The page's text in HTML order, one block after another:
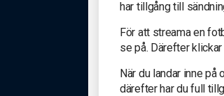
har tillgång till
För att streama en
se på. Därefter
När du landar inne
därefter har du full